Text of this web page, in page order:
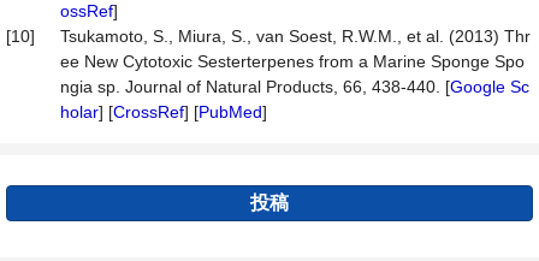
ossRef]
[10]
Tsukamoto, S., Miura, S., van Soest, R.W.M., et al. (2013) Thr
ee New Cytotoxic Sesterterpenes from a Marine Sponge Spo
ngia sp. Journal of Natural Products, 66, 438-440. [Google Sc
holar] [CrossRef] [PubMed]
投稿